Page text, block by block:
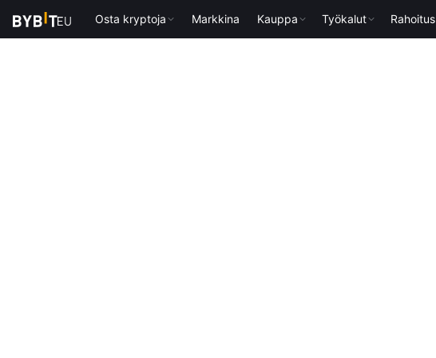
Osta kryptoja Markkina Kauppa Työkalut Rahoitus